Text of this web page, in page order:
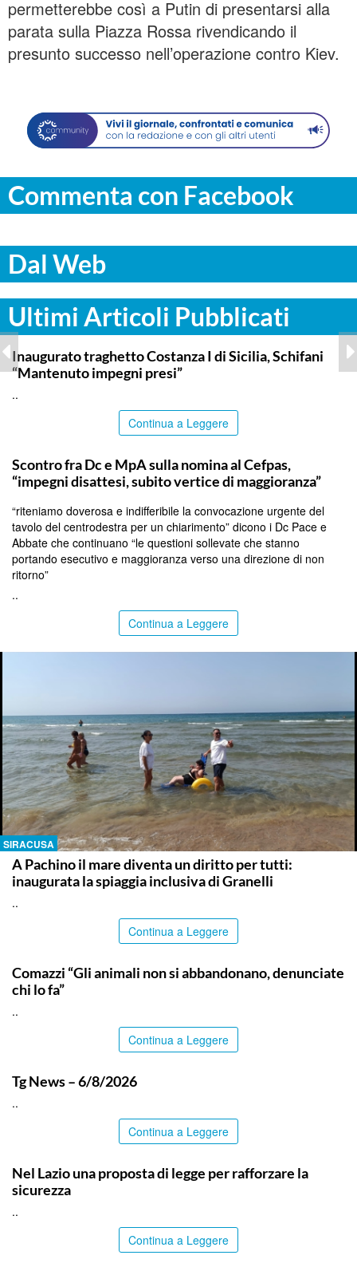
permetterebbe così a Putin di presentarsi alla
parata sulla Piazza Rossa rivendicando il
presunto successo nell’operazione contro Kiev.
Commenta con Facebook
Dal Web
Ultimi Articoli Pubblicati
ITALPRESS
Inaugurato traghetto Costanza I di Sicilia, Schifani
“Mantenuto impegni presi”
..
Continua a Leggere
Scontro fra Dc e MpA sulla nomina al Cefpas,
“impegni disattesi, subito vertice di maggioranza”
“riteniamo doverosa e indifferibile la convocazione urgente del
tavolo del centrodestra per un chiarimento” dicono i Dc Pace e
Abbate che continuano “le questioni sollevate che stanno
portando esecutivo e maggioranza verso una direzione di non
ritorno”
..
Continua a Leggere
SIRACUSA
A Pachino il mare diventa un diritto per tutti:
inaugurata la spiaggia inclusiva di Granelli
..
Continua a Leggere
Comazzi “Gli animali non si abbandonano, denunciate
chi lo fa”
..
Continua a Leggere
Tg News – 6/8/2026
..
Continua a Leggere
Nel Lazio una proposta di legge per rafforzare la
sicurezza
..
Continua a Leggere